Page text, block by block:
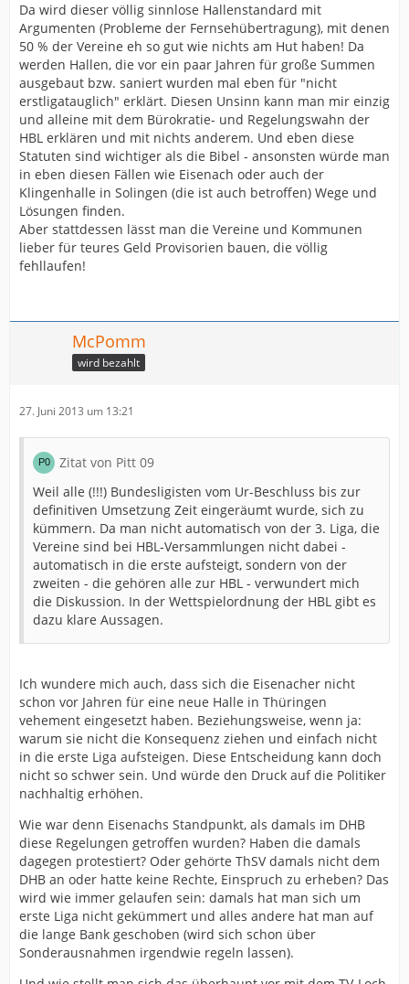
Da wird dieser völlig sinnlose Hallenstandard mit
Argumenten (Probleme der Fernsehübertragung), mit denen
50 % der Vereine eh so gut wie nichts am Hut haben! Da
werden Hallen, die vor ein paar Jahren für große Summen
ausgebaut bzw. saniert wurden mal eben für "nicht
erstligatauglich" erklärt. Diesen Unsinn kann man mir einzig
und alleine mit dem Bürokratie- und Regelungswahn der
HBL erklären und mit nichts anderem. Und eben diese
Statuten sind wichtiger als die Bibel - ansonsten würde man
in eben diesen Fällen wie Eisenach oder auch der
Klingenhalle in Solingen (die ist auch betroffen) Wege und
Lösungen finden.
Aber stattdessen lässt man die Vereine und Kommunen
lieber für teures Geld Provisorien bauen, die völlig
fehllaufen!
McPomm
wird bezahlt
27. Juni 2013 um 13:21
Zitat von Pitt 09
Weil alle (!!!) Bundesligisten vom Ur-Beschluss bis zur
definitiven Umsetzung Zeit eingeräumt wurde, sich zu
kümmern. Da man nicht automatisch von der 3. Liga, die
Vereine sind bei HBL-Versammlungen nicht dabei -
automatisch in die erste aufsteigt, sondern von der
zweiten - die gehören alle zur HBL - verwundert mich
die Diskussion. In der Wettspielordnung der HBL gibt es
dazu klare Aussagen.
Ich wundere mich auch, dass sich die Eisenacher nicht
schon vor Jahren für eine neue Halle in Thüringen
vehement eingesetzt haben. Beziehungsweise, wenn ja:
warum sie nicht die Konsequenz ziehen und einfach nicht
in die erste Liga aufsteigen. Diese Entscheidung kann doch
nicht so schwer sein. Und würde den Druck auf die Politiker
nachhaltig erhöhen.
Wie war denn Eisenachs Standpunkt, als damals im DHB
diese Regelungen getroffen wurden? Haben die damals
dagegen protestiert? Oder gehörte ThSV damals nicht dem
DHB an oder hatte keine Rechte, Einspruch zu erheben? Das
wird wie immer gelaufen sein: damals hat man sich um
erste Liga nicht gekümmert und alles andere hat man auf
die lange Bank geschoben (wird sich schon über
Sonderausnahmen irgendwie regeln lassen).